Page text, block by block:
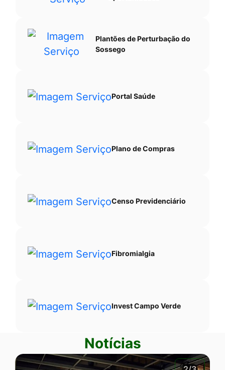
Plantões de Perturbação do
Sossego
Portal Saúde
Plano de Compras
Censo Previdenciário
Fibromialgia
Invest Campo Verde
Notícias